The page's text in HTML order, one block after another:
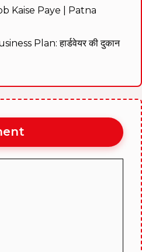
Kaise Paye | Patna
Plan: हार्डवेयर की दुकान